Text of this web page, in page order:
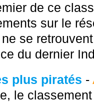
de ce
sur le
se
du dernier
plus piratés -
le